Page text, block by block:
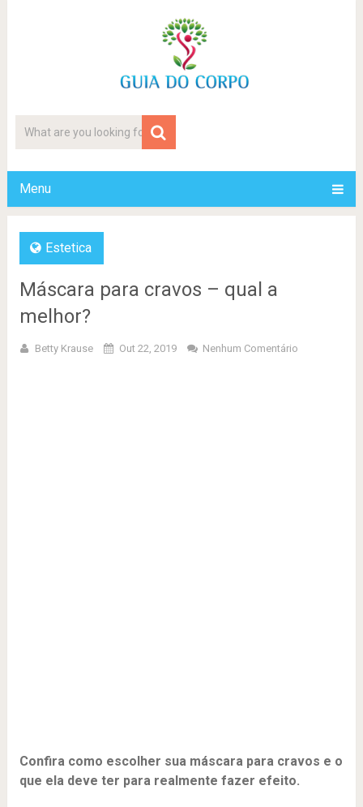
Menu
Estetica
Máscara para cravos – qual a
melhor?
Betty Krause Out 22, 2019 Nenhum Comentário
Confira como escolher sua máscara para cravos e o
que ela deve ter para realmente fazer efeito.